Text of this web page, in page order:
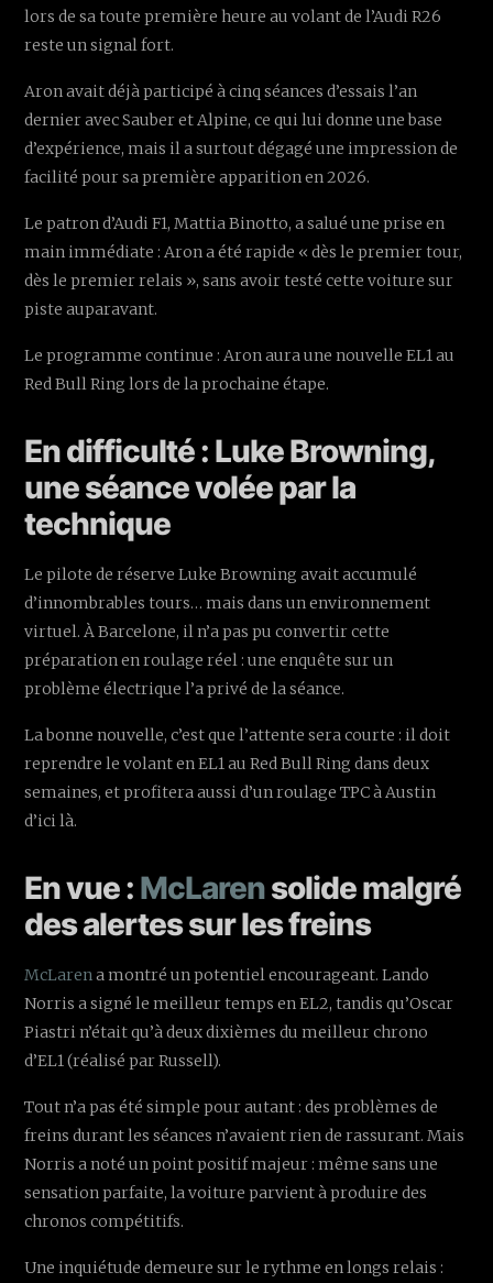
lors de sa toute première heure au volant de l’Audi R26
reste un signal fort.
Aron avait déjà participé à cinq séances d’essais l’an
dernier avec Sauber et Alpine, ce qui lui donne une base
d’expérience, mais il a surtout dégagé une impression de
facilité pour sa première apparition en 2026.
Le patron d’Audi F1, Mattia Binotto, a salué une prise en
main immédiate : Aron a été rapide « dès le premier tour,
dès le premier relais », sans avoir testé cette voiture sur
piste auparavant.
Le programme continue : Aron aura une nouvelle EL1 au
Red Bull Ring lors de la prochaine étape.
En difficulté : Luke Browning,
une séance volée par la
technique
Le pilote de réserve Luke Browning avait accumulé
d’innombrables tours… mais dans un environnement
virtuel. À Barcelone, il n’a pas pu convertir cette
préparation en roulage réel : une enquête sur un
problème électrique l’a privé de la séance.
La bonne nouvelle, c’est que l’attente sera courte : il doit
reprendre le volant en EL1 au Red Bull Ring dans deux
semaines, et profitera aussi d’un roulage TPC à Austin
d’ici là.
En vue : McLarensolide malgré
des alertes sur les freins
McLarena montré un potentiel encourageant. Lando
Norris a signé le meilleur temps en EL2, tandis qu’Oscar
Piastri n’était qu’à deux dixièmes du meilleur chrono
d’EL1 (réalisé par Russell).
Tout n’a pas été simple pour autant : des problèmes de
freins durant les séances n’avaient rien de rassurant. Mais
Norris a noté un point positif majeur : même sans une
sensation parfaite, la voiture parvient à produire des
chronos compétitifs.
Une inquiétude demeure sur le rythme en longs relais :